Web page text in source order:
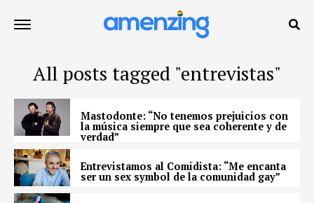
All posts tagged "entrevistas"
Mastodonte: “No tenemos prejuicios con
la música siempre que sea coherente y de
verdad”
Entrevistamos al Comidista: “Me encanta
ser un sex symbol de la comunidad gay”